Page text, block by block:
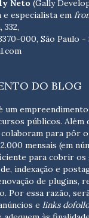
Neto (Gally
especialista em
332,
000, São Paulo -
DO BLOG
um
públicos. Além
para pôr
mensais (em
para cobrir os
indexação e
de plugins,
Por essa razão,
e links